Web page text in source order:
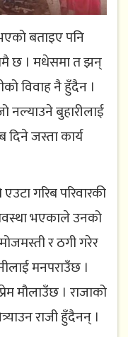
बताइए पनि
छ । मधेसमा त झन्
विवाह नै हुँदैन ।
नल्याउने बुहारीलाई
दिने जस्ता कार्य
गरिब परिवारकी
भएकाले उनको
र ठगी गरेर
मनपराउँछ ।
मौलाउँछ । राजाको
राजी हुँदैनन् ।